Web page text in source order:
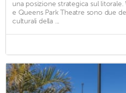
una posizione strategica sul
e Queens Park Theatre sono due
culturali della ...